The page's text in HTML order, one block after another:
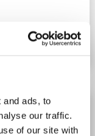
and ads, to
our traffic.
of our site with
Details